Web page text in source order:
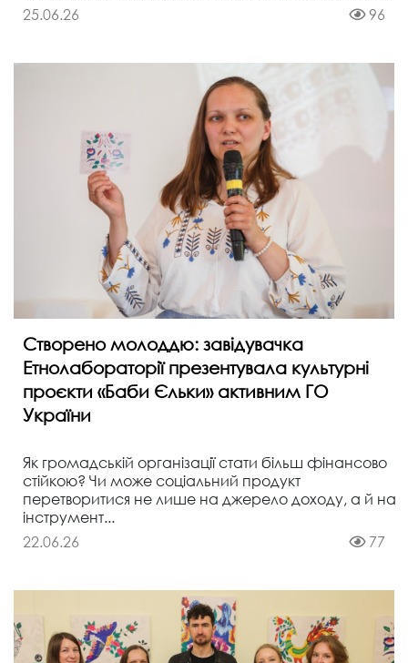
25.06.26
96
Створено молоддю: завідувачка
Етнолабораторії презентувала культурні
проєкти «Баби Єльки» активним ГО
України
Як громадській організації стати більш фінансово
стійкою? Чи може соціальний продукт
перетворитися не лише на джерело доходу, а й на
інструмент...
22.06.26
77